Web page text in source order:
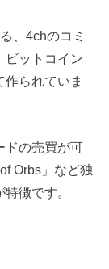
、4chのコミ
ビットコイン
られていま
ドの売買が可
Orbs」など独
徴です。